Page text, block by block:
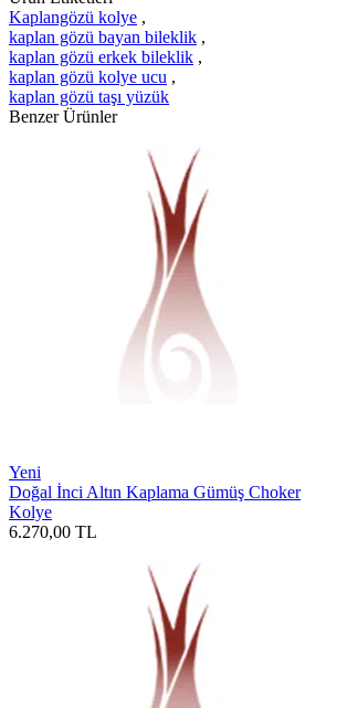
Kaplangözü kolye ,
kaplan gözü bayan bileklik ,
kaplan gözü erkek bileklik ,
kaplan gözü kolye ucu ,
kaplan gözü taşı yüzük
Benzer Ürünler
Yeni
Doğal İnci Altın Kaplama Gümüş Choker
Kolye
6.270,00 TL